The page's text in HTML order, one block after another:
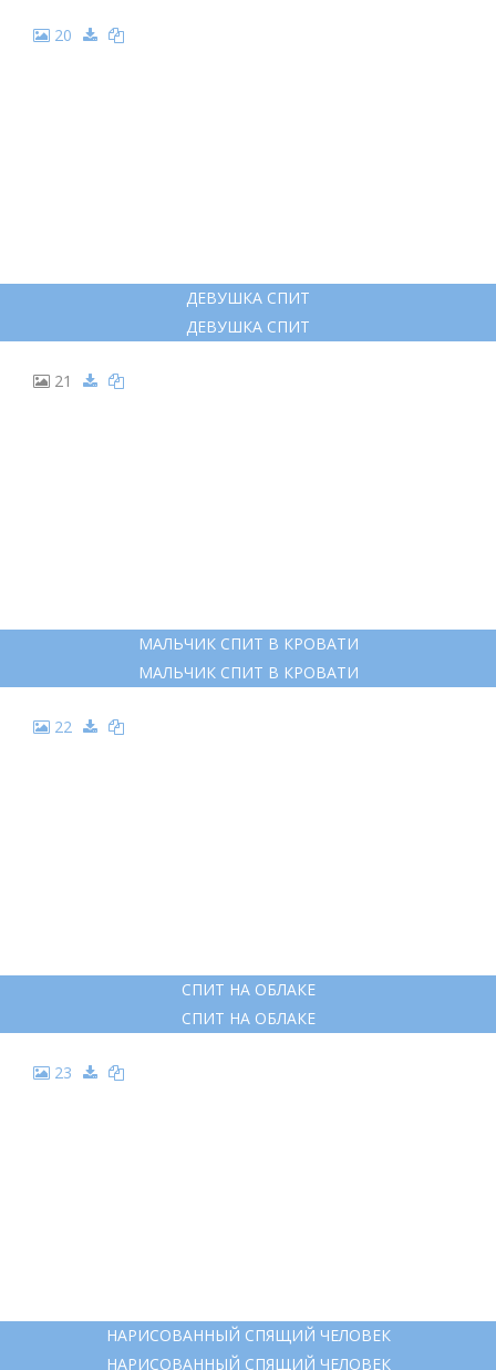
20
ДЕВУШКА СПИТ
ДЕВУШКА СПИТ
21
МАЛЬЧИК СПИТ В КРОВАТИ
МАЛЬЧИК СПИТ В КРОВАТИ
22
СПИТ НА ОБЛАКЕ
СПИТ НА ОБЛАКЕ
23
НАРИСОВАННЫЙ СПЯЩИЙ ЧЕЛОВЕК
НАРИСОВАННЫЙ СПЯЩИЙ ЧЕЛОВЕК